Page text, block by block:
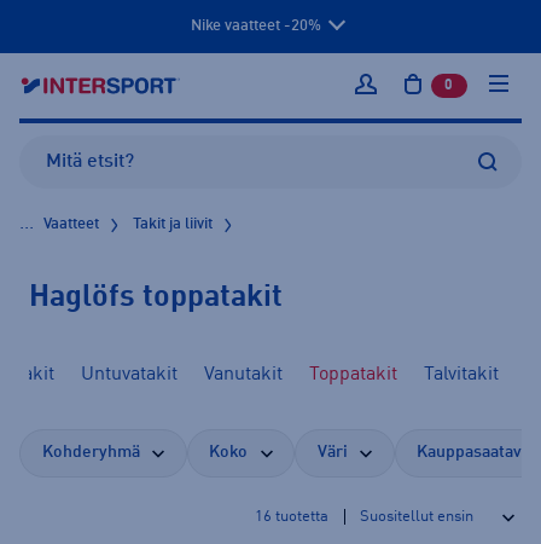
Nike vaatteet -20%
Kirjaudu sisään
0 tuotetta
... Vaatteet Takit ja liivit
Haglöfs toppatakit
Untuvatakit Vanutakit Toppatakit Talvitakit
Kohderyhmä Koko Väri
16 tuotetta